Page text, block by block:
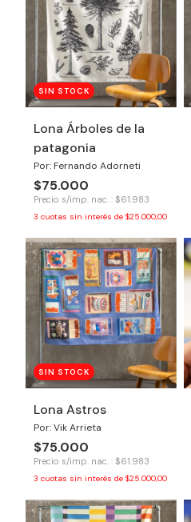
SIN STOCK
Lona Árboles de la
patagonia
Por: Fernando Adorneti
$75.000
Precio s/imp. nac. : $61.983
3 cuotas sin interés de $25.000,00
SIN STOCK
Lona Astros
Por: Vik Arrieta
$75.000
Precio s/imp. nac. : $61.983
3 cuotas sin interés de $25.000,00